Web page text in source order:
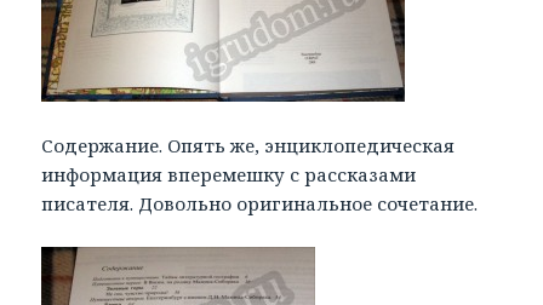
Содержание. Опять же, энциклопедическая
информация вперемешку с рассказами
писателя. Довольно оригинальное сочетание.